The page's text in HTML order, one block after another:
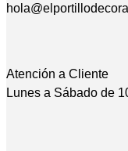
Atención a Cliente
Lunes a Sábado de